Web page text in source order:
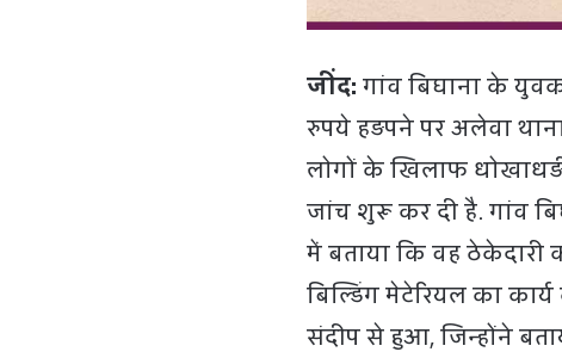
जींद:गांव बिघाना के
रुपये हड़पने पर अलेवा
लोगों के खिलाफ
जांच शुरू कर दी है. गांव
में बताया कि वह
बिल्डिंग मेटेरियल का
संदीप से हुआ, जिन्होंने